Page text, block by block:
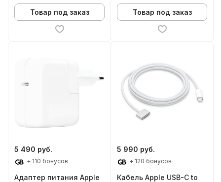
Товар под заказ Товар под заказ
5 490 руб.
+ 110 бонусов
Адаптер питания Apple
5 990 руб.
+ 120 бонусов
Кабель Apple USB-C to